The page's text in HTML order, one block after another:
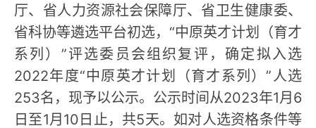
厅、省人力资源社会保障厅、省卫生健康委、
省科协等遴选平台初选，“中原英才计划（育才
系列）”评选委员会组织复评，确定拟入选
2022年度“中原英才计划（育才系列）”人选
253名，现予以公示。公示时间从2023年1月6
日至1月10日止，共5天。如对人选资格条件等